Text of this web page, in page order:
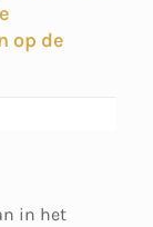
op de
in het